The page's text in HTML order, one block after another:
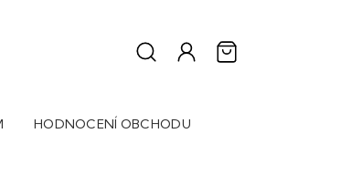
HODNOCENÍ OBCHODU